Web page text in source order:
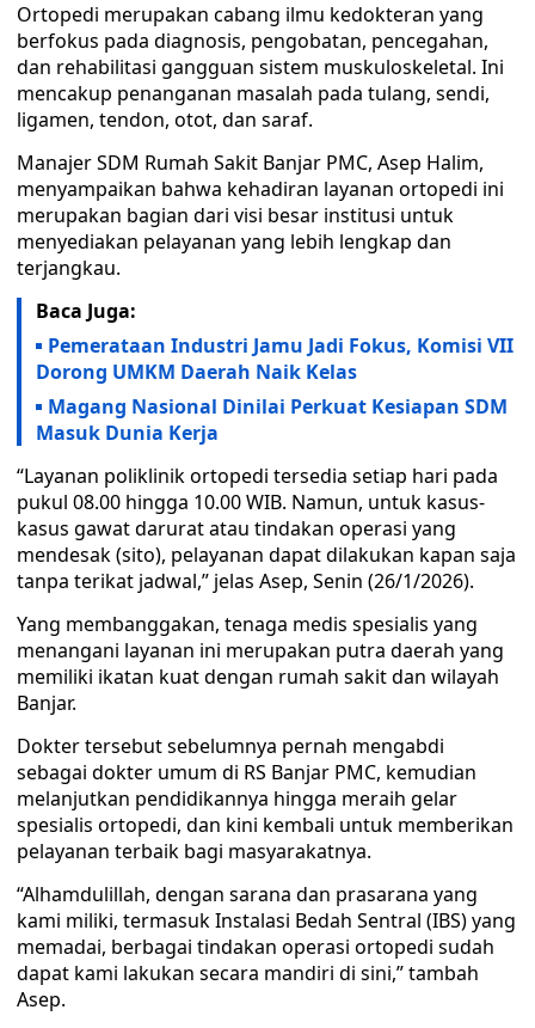
Ortopedi merupakan cabang ilmu kedokteran yang
berfokus pada diagnosis, pengobatan, pencegahan,
dan rehabilitasi gangguan sistem muskuloskeletal. Ini
mencakup penanganan masalah pada tulang, sendi,
ligamen, tendon, otot, dan saraf.
Manajer SDM Rumah Sakit Banjar PMC, Asep Halim,
menyampaikan bahwa kehadiran layanan ortopedi ini
merupakan bagian dari visi besar institusi untuk
menyediakan pelayanan yang lebih lengkap dan
terjangkau.
Baca Juga:
Pemerataan Industri Jamu Jadi Fokus, Komisi VII
Dorong UMKM Daerah Naik Kelas
Magang Nasional Dinilai Perkuat Kesiapan SDM
Masuk Dunia Kerja
“Layanan poliklinik ortopedi tersedia setiap hari pada
pukul 08.00 hingga 10.00 WIB. Namun, untuk kasus-
kasus gawat darurat atau tindakan operasi yang
mendesak (sito), pelayanan dapat dilakukan kapan saja
tanpa terikat jadwal,” jelas Asep, Senin (26/1/2026).
Yang membanggakan, tenaga medis spesialis yang
menangani layanan ini merupakan putra daerah yang
memiliki ikatan kuat dengan rumah sakit dan wilayah
Banjar.
Dokter tersebut sebelumnya pernah mengabdi
sebagai dokter umum di RS Banjar PMC, kemudian
melanjutkan pendidikannya hingga meraih gelar
spesialis ortopedi, dan kini kembali untuk memberikan
pelayanan terbaik bagi masyarakatnya.
“Alhamdulillah, dengan sarana dan prasarana yang
kami miliki, termasuk Instalasi Bedah Sentral (IBS) yang
memadai, berbagai tindakan operasi ortopedi sudah
dapat kami lakukan secara mandiri di sini,” tambah
Asep.